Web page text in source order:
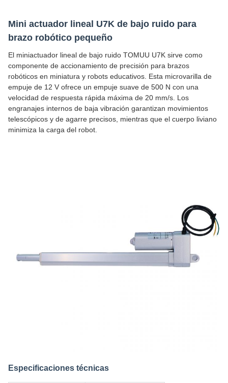
Mini actuador lineal U7K de bajo ruido para
brazo robótico pequeño
El miniactuador lineal de bajo ruido TOMUU U7K sirve como
componente de accionamiento de precisión para brazos
robóticos en miniatura y robots educativos. Esta microvarilla de
empuje de 12 V ofrece un empuje suave de 500 N con una
velocidad de respuesta rápida máxima de 20 mm/s. Los
engranajes internos de baja vibración garantizan movimientos
telescópicos y de agarre precisos, mientras que el cuerpo liviano
minimiza la carga del robot.
Especificaciones técnicas